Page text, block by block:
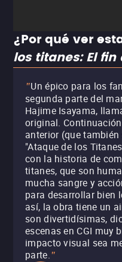
¿Por qué ver
los titanes: El
"Un épico para los
segunda parte del
Hajime Isayama,
original.
anterior (que
"Ataque de los
con la historia de
titanes, que son
mucha sangre y
para desarrollar bien
así, la obra tiene un
son divertidísimas,
escenas en CGI muy
impacto visual sea
parte."